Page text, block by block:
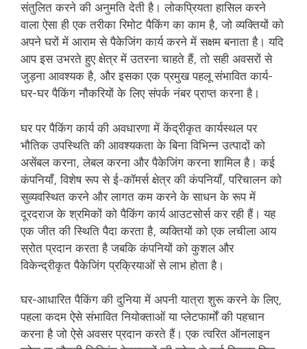
संतुलित करने की अनुमति देती है। लोकप्रियता हासिल करने
वाला ऐसा ही एक तरीका रिमोट पैकिंग का काम है, जो व्यक्तियों को
अपने घरों में आराम से पैकेजिंग कार्य करने में सक्षम बनाता है। यदि
आप इस उभरते हुए क्षेत्र में उतरना चाहते हैं, तो सही अवसरों से
जुड़ना आवश्यक है, और इसका एक प्रमुख पहलू संभावित कार्य-
घर-घर पैकिंग नौकरियों के लिए संपर्क नंबर प्राप्त करना है।
घर पर पैकिंग कार्य की अवधारणा में केंद्रीकृत कार्यस्थल पर
भौतिक उपस्थिति की आवश्यकता के बिना विभिन्न उत्पादों को
असेंबल करना, लेबल करना और पैकेजिंग करना शामिल है। कई
कंपनियाँ, विशेष रूप से ई-कॉमर्स क्षेत्र की कंपनियाँ, परिचालन को
सुव्यवस्थित करने और लागत कम करने के साधन के रूप में
दूरदराज के श्रमिकों को पैकिंग कार्य आउटसोर्स कर रही हैं। यह
एक जीत की स्थिति पैदा करता है, व्यक्तियों को एक लचीला आय
स्रोत प्रदान करता है जबकि कंपनियों को कुशल और
विकेन्द्रीकृत पैकेजिंग प्रक्रियाओं से लाभ होता है।
घर-आधारित पैकिंग की दुनिया में अपनी यात्रा शुरू करने के लिए,
पहला कदम ऐसे संभावित नियोक्ताओं या प्लेटफार्मों की पहचान
करना है जो ऐसे अवसर प्रदान करते हैं। एक त्वरित ऑनलाइन